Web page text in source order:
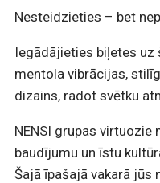
Nesteidzieties – bet
Iegādājieties biļetes uz
mentola vibrācijas,
dizains, radot svētku
NENSI grupas
baudījumu un īstu
Šajā īpašajā vakarā jūs